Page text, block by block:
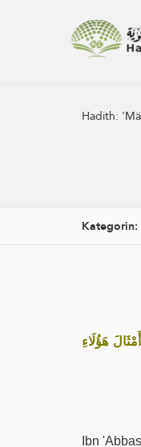
Hadith:
Kategorin:
هَؤُلَاءِ
Ibn 'Abbas